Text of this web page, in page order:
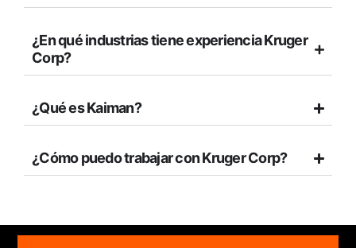
¿En qué industrias tiene experiencia Kruger
Corp?
¿Qué es Kaiman?
¿Cómo puedo trabajar con Kruger Corp?